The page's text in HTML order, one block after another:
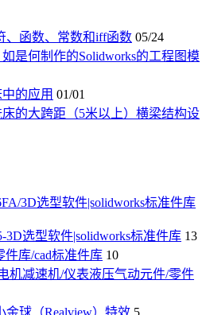
、函数、常数和iff函数 05/24
如是何制作的Solidworks的工程图模
的应用 01/01
的大跨距（5米以上）横梁结构设
3D选型软件|solidworks标准件库
3D选型软件|solidworks标准件库 13
件库/cad标准件库 10
机减速机/仪表液压气动元件/零件